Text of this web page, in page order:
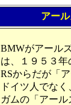
アー
BMWがアール
は、１９５３
RSからだが「
ドイツ人でな
ガムの「アー